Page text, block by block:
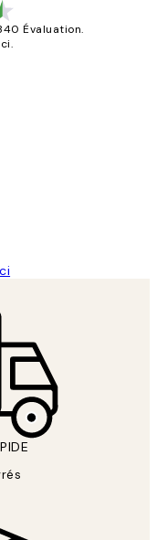
Évaluation.